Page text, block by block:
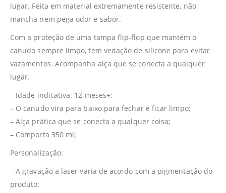
lugar. Feita em material extremamente resistente, não
mancha nem pega odor e sabor.
Com a proteção de uma tampa flip-flop que mantém o
canudo sempre limpo, tem vedação de silicone para evitar
vazamentos. Acompanha alça que se conecta a qualquer
lugar.
– Idade indicativa: 12 meses+;
– O canudo vira para baixo para fechar e ficar limpo;
– Alça prática que se conecta a qualquer coisa;
– Comporta 350 ml;
Personalização:
– A gravação a laser varia de acordo com a pigmentação do
produto;